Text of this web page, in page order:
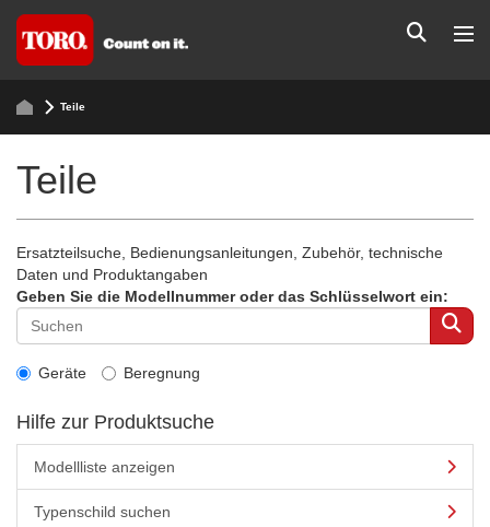
Teile
Teile
Ersatzteilsuche, Bedienungsanleitungen, Zubehör, technische
Daten und Produktangaben
Geben Sie die Modellnummer oder das Schlüsselwort ein:
Geräte Beregnung
Hilfe zur Produktsuche
Modellliste anzeigen
Typenschild suchen